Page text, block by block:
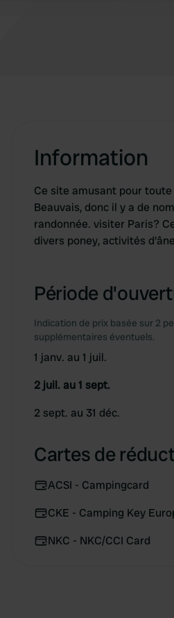
Information
Ce site amusant pour
Beauvais, donc il y a de
randonnée. visiter Paris?
divers poney, activités
Période
Indication de prix basée sur 2
supplémentaires éventuels.
1 janv. au 1 juil.
2 juil. au 1 sept.
2 sept. au 31 déc.
Cartes de
ACSI - Campingcard
CKE - Camping Key
NKC - NKC/CCI Card